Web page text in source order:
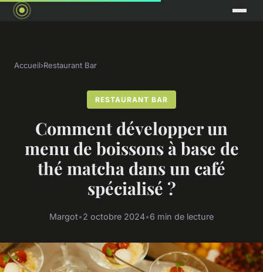
Accueil›Restaurant Bar
RESTAURANT BAR
Comment développer un
menu de boissons à base de
thé matcha dans un café
spécialisé ?
Margot•2 octobre 2024•6 min de lecture